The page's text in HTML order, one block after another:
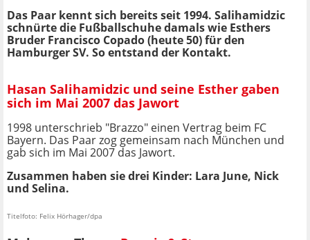
Das Paar kennt sich bereits seit 1994. Salihamidzic
schnürte die Fußballschuhe damals wie Esthers
Bruder Francisco Copado (heute 50) für den
Hamburger SV. So entstand der Kontakt.
Hasan Salihamidzic und seine Esther gaben
sich im Mai 2007 das Jawort
1998 unterschrieb "Brazzo" einen Vertrag beim FC
Bayern. Das Paar zog gemeinsam nach München und
gab sich im Mai 2007 das Jawort.
Zusammen haben sie drei Kinder: Lara June, Nick
und Selina.
Titelfoto: Felix Hörhager/dpa